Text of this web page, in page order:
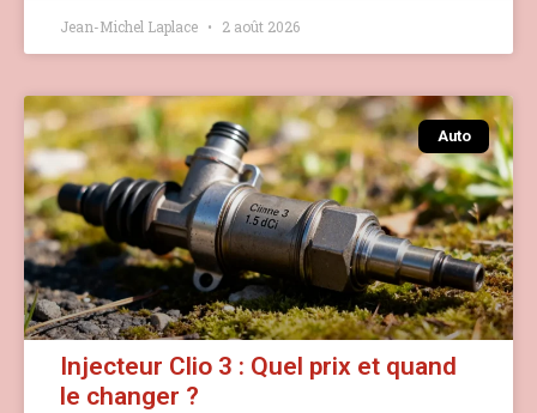
Jean-Michel Laplace 2 août 2026
Auto
Injecteur Clio 3 : Quel prix et quand
le changer ?